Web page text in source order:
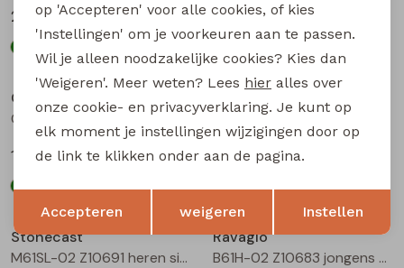
25,00 49,99
12,50 24,99
Sale
City Life
CX80211 Z10680 dames Jurk Marine
12,50
24,99
City Life
12,50 24,99
Stonecast
M61SL-02 Z10691 heren singlet Marine
Ravagio
B61H-02 Z10683 jongens singlet Kit
Terug Opslaan
op 'Accepteren' voor alle cookies, of kies
'Instellingen' om je voorkeuren aan te passen.
Wil je alleen noodzakelijke cookies? Kies dan
'Weigeren'. Meer weten? Lees hier alles over
onze cookie- en privacyverklaring. Je kunt op
elk moment je instellingen wijzigingen door op
de link te klikken onder aan de pagina.
Accepteren weigeren Instellen